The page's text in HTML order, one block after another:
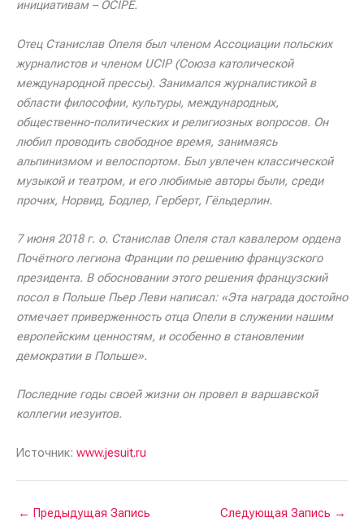
инициативам – OCIPE.
Отец Станислав Опеля был членом Ассоциации польских
журналистов и членом UCIP (Союза католической
международной прессы). Занимался журналистикой в ​​
области философии, культуры, международных,
общественно-политических и религиозных вопросов. Он
любил проводить свободное время, занимаясь
альпинизмом и велоспортом. Был увлечен классической
музыкой и театром, и его любимые авторы были, среди
прочих, Норвид, Бодлер, Герберт, Гёльдерлин.
7 июня 2018 г. о. Станислав Опеля стал кавалером ордена
Почётного легиона Франции по решению французского
президента. В обосновании этого решения французский
посол в Польше Пьер Леви написал: «Эта награда достойно
отмечает приверженность отца Опели в служении нашим
европейским ценностям, и особенно в становлении
демократии в Польше».
Последние годы своей жизни он провел в варшавской
коллегии иезуитов.
Источник: www.jesuit.ru
← Предыдущая Запись Следующая Запись →